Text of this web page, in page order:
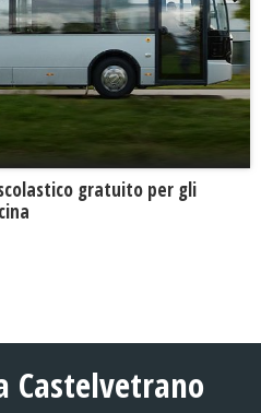
gratuito per gli
Castelvetrano